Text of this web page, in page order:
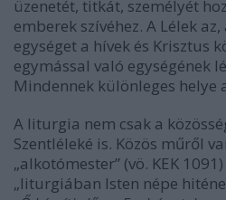
üzenetét, titkát, személyét
emberek szívéhez. A Lélek
egységet a hívek és Krisztus
egymással való egységének
Mindennek különleges helye
A liturgia nem csak a
Szentléleké is. Közös műről
„alkotómester” (vö. KEK
„liturgiában Isten népe